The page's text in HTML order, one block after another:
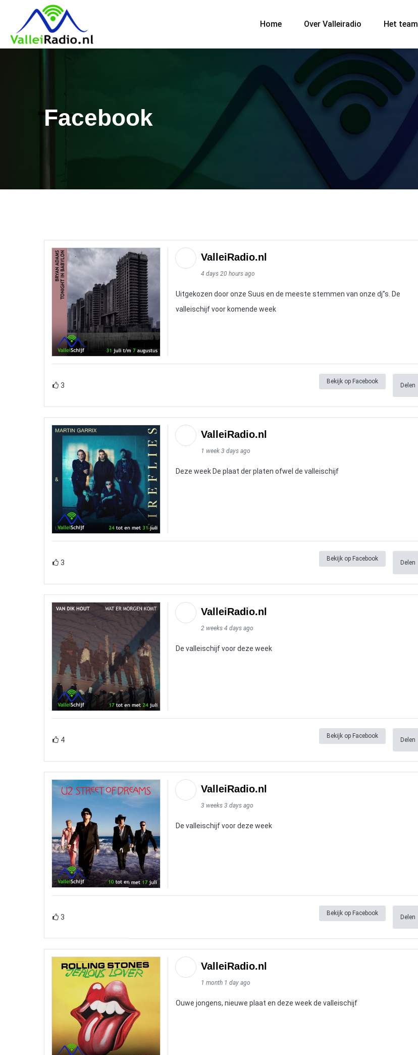
Home Over Valleiradio Het team
Facebook
ValleiRadio.nl
4 days 20 hours ago
Uitgekozen door onze Suus en de meeste stemmen van onze dj”s. De
valleischijf voor komende week
3 Bekijk op Facebook
Delen
ValleiRadio.nl
1 week 3 days ago
Deze week De plaat der platen ofwel de valleischijf
3 Bekijk op Facebook
Delen
ValleiRadio.nl
2 weeks 4 days ago
De valleischijf voor deze week
4 Bekijk op Facebook
Delen
ValleiRadio.nl
3 weeks 3 days ago
De valleischijf voor deze week
3 Bekijk op Facebook
Delen
ValleiRadio.nl
1 month 1 day ago
Ouwe jongens, nieuwe plaat en deze week de valleischijf